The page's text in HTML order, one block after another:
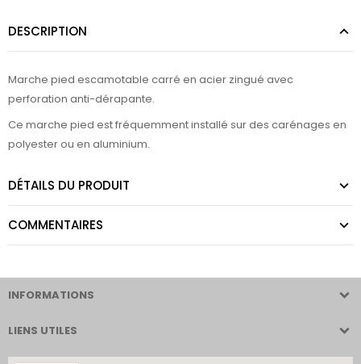
DESCRIPTION
Marche pied escamotable carré en acier zingué avec
perforation anti-dérapante.
Ce marche pied est fréquemment installé sur des carénages en
polyester ou en aluminium.
DÉTAILS DU PRODUIT
COMMENTAIRES
INFORMATIONS
LIENS UTILES